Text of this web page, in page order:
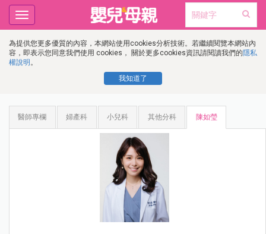
為提供您更多優質的內容，本網站使用cookies分析技術。若繼續閱覽本網站內
容，即表示您同意我們使用 cookies， 關於更多cookies資訊請閱讀我們的隱私
權說明 。
我知道了
Toggle
navigation
醫師專欄 婦產科 小兒科 其他分科 陳如瑩